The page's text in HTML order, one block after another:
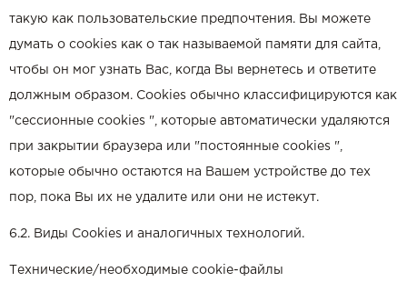
такую как пользовательские предпочтения. Вы можете
думать о cookies как о так называемой памяти для сайта,
чтобы он мог узнать Вас, когда Вы вернетесь и ответите
должным образом. Cookies обычно классифицируются как
"сессионные cookies ", которые автоматически удаляются
при закрытии браузера или "постоянные cookies ",
которые обычно остаются на Вашем устройстве до тех
пор, пока Вы их не удалите или они не истекут.
6.2. Виды Cookies и аналогичных технологий.
Технические/необходимые cookie-файлы